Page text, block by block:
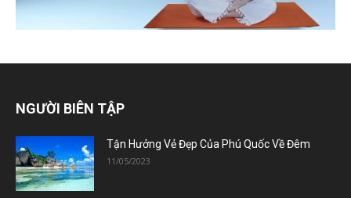
NGƯỜI BIÊN TẬP
Tận Hưởng Vẻ Đẹp Của Phú Quốc Về Đêm
11/05/2023